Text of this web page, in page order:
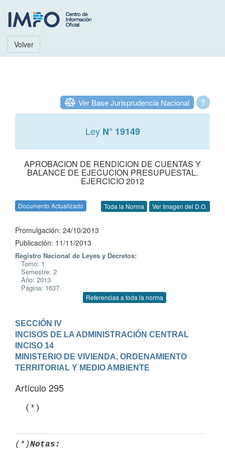
Volver
?
Ver Base Jurisprudencia Nacional
Ley N° 19149
APROBACION DE RENDICION DE CUENTAS Y
BALANCE DE EJECUCION PRESUPUESTAL.
EJERCICIO 2012
Documento Actualizado Toda la Norma Ver Imagen del D.O.
Promulgación: 24/10/2013
Publicación: 11/11/2013
Registro Nacional de Leyes y Decretos:
Tomo: 1
Semestre: 2
Año: 2013
Página: 1637
Referencias a toda la norma
SECCIÓN IV
INCISOS DE LA ADMINISTRACIÓN CENTRAL
INCISO 14
MINISTERIO DE VIVIENDA, ORDENAMIENTO
TERRITORIAL Y MEDIO AMBIENTE
Artículo 295
  (*)
(*)Notas: